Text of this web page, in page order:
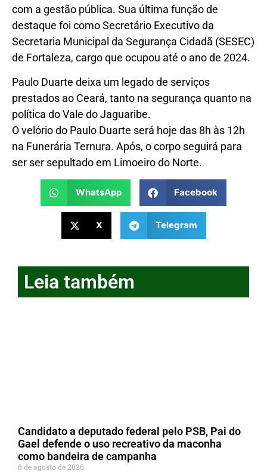
com a gestão pública. Sua última função de
destaque foi como Secretário Executivo da
Secretaria Municipal da Segurança Cidadã (SESEC)
de Fortaleza, cargo que ocupou até o ano de 2024.
Paulo Duarte deixa um legado de serviços
prestados ao Ceará, tanto na segurança quanto na
política do Vale do Jaguaribe.
O velório do Paulo Duarte será hoje das 8h às 12h
na Funerária Ternura. Após, o corpo seguirá para
ser ser sepultado em Limoeiro do Norte.
WhatsApp Facebook
X Telegram
Leia também
Candidato a deputado federal pelo PSB, Pai do
Gael defende o uso recreativo da maconha
como bandeira de campanha
8 de agosto de 2026